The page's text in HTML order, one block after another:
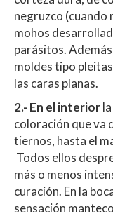
negruzco (cuando
mohos
parásitos.
moldes tipo
las caras planas.
2.- En el interior
coloración que va
tiernos, hasta el
Todos ellos
más o menos
curación. En la
sensación